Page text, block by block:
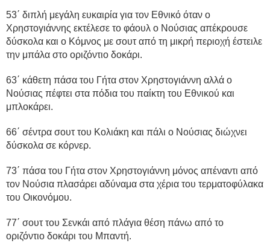
53΄ διπλή μεγάλη ευκαιρία για τον Εθνικό όταν ο
Χρηστογιάννης εκτέλεσε το φάουλ ο Νούσιας απέκρουσε
δύσκολα και ο Κόμνος με σουτ από τη μικρή περιοχή έστειλε
την μπάλα στο οριζόντιο δοκάρι.
63΄ κάθετη πάσα του Γήτα στον Χρηστογιάννη αλλά ο
Νούσιας πέφτει στα πόδια του παίκτη του Εθνικού και
μπλοκάρει.
66΄ σέντρα σουτ του Κολιάκη και πάλι ο Νούσιας διώχνει
δύσκολα σε κόρνερ.
73΄ πάσα του Γήτα στον Χρηστογιάννη μόνος απέναντι από
τον Νούσια πλασάρει αδύναμα στα χέρια του τερματοφύλακα
του Οικονόμου.
77΄ σουτ του Σενκάι από πλάγια θέση πάνω από το
οριζόντιο δοκάρι του Μπαντή.